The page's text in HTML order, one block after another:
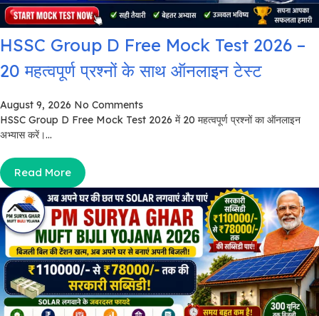
HSSC Group D Free Mock Test 2026 –
20 महत्वपूर्ण प्रश्नों के साथ ऑनलाइन टेस्ट
August 9, 2026 No Comments
HSSC Group D Free Mock Test 2026 में 20 महत्वपूर्ण प्रश्नों का ऑनलाइन
अभ्यास करें।...
Read More